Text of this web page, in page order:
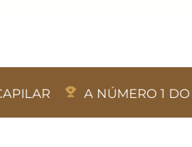
A NÚMERO 1 DO MUNDO